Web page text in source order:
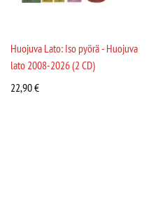
Huojuva Lato: Iso pyörä - Huojuva
lato 2008-2026 (2 CD)
22,90€